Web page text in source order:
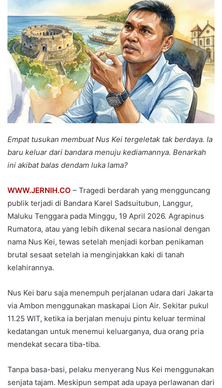
email
Empat tusukan membuat Nus Kei tergeletak tak berdaya. Ia
baru keluar dari bandara menuju kediamannya. Benarkah
ini akibat balas dendam luka lama?
WWW.JERNIH.CO – Tragedi berdarah yang mengguncang
publik terjadi di Bandara Karel Sadsuitubun, Langgur,
Maluku Tenggara pada Minggu, 19 April 2026. Agrapinus
Rumatora, atau yang lebih dikenal secara nasional dengan
nama Nus Kei, tewas setelah menjadi korban penikaman
brutal sesaat setelah ia menginjakkan kaki di tanah
kelahirannya.
Nus Kei baru saja menempuh perjalanan udara dari Jakarta
via Ambon menggunakan maskapai Lion Air. Sekitar pukul
11.25 WIT, ketika ia berjalan menuju pintu keluar terminal
kedatangan untuk menemui keluarganya, dua orang pria
mendekat secara tiba-tiba.
Tanpa basa-basi, pelaku menyerang Nus Kei menggunakan
senjata tajam. Meskipun sempat ada upaya perlawanan dari